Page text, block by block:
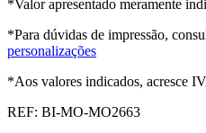
*Valor apresentado meramente
*Para dúvidas de impressão,
personalizações
*Aos valores indicados, acresce
REF: BI-MO-MO2663